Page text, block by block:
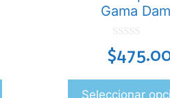
Gama
0
d
e
$
Seleccionar